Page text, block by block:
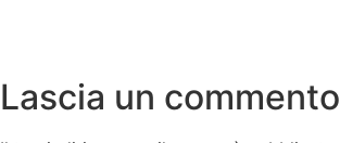
Lascia un commento